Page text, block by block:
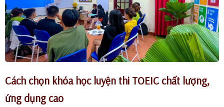
Cách chọn khóa học luyện thi TOEIC chất lượng,
ứng dụng cao